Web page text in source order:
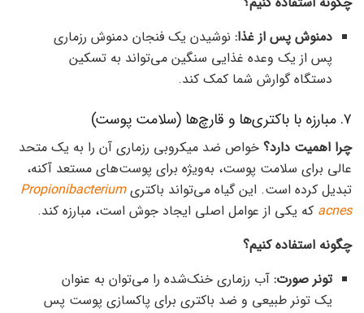
دمنوش پس از غذا: نوشیدن یک فنجان دمنوش رزماری
پس از یک وعده غذایی سنگین می‌تواند به تسکین
دستگاه گوارش شما کمک کند.
۷. مبارزه با باکتری‌ها و قارچ‌ها (سلامت پوست)
چرا اهمیت دارد؟ خواص ضد میکروبی رزماری آن را به یک متحد
عالی برای سلامت پوست، به‌ویژه برای پوست‌های مستعد آکنه،
تبدیل کرده است. این گیاه می‌تواند باکتریPropionibacterium
acnes که یکی از عوامل اصلی ایجاد جوش است، مبارزه کند.
چگونه استفاده کنیم؟
تونر صورت: آب رزماری خنک‌شده را می‌توان به عنوان
یک تونر طبیعی و ضد باکتری برای پاکسازی پوست پس